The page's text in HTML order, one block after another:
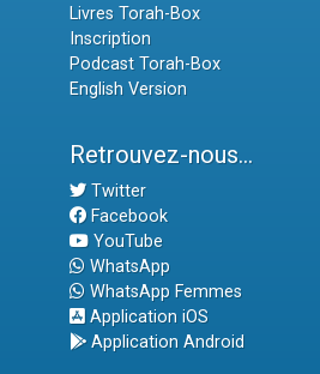
Livres Torah-Box
Inscription
Podcast Torah-Box
English Version
Retrouvez-nous...
Twitter
Facebook
YouTube
WhatsApp
WhatsApp Femmes
Application iOS
Application Android